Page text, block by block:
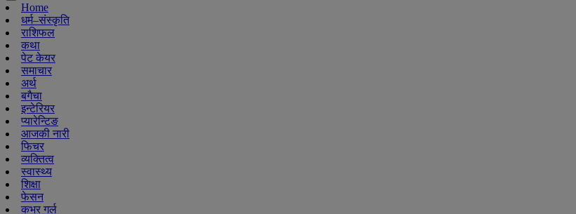
Home
धर्म–संस्कृति
राशिफल
कथा
पेट केयर
समाचार
अर्थ
बगैचा
इन्टेरियर
प्यारेन्टिङ
आजकी नारी
फिचर
व्यक्तित्व
स्वास्थ्य
शिक्षा
फेसन
कभर गर्ल